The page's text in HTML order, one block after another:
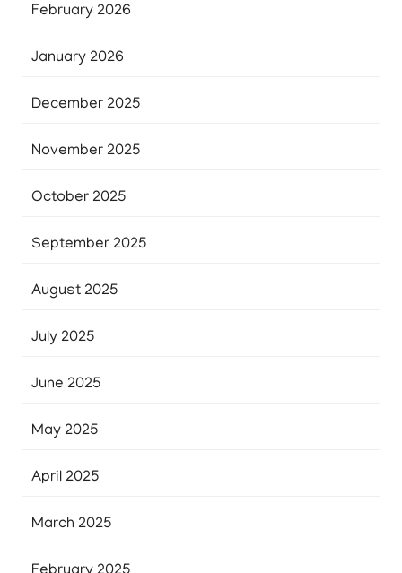
February 2026
January 2026
December 2025
November 2025
October 2025
September 2025
August 2025
July 2025
June 2025
May 2025
April 2025
March 2025